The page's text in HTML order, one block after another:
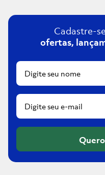
Cadastre-
ofertas,